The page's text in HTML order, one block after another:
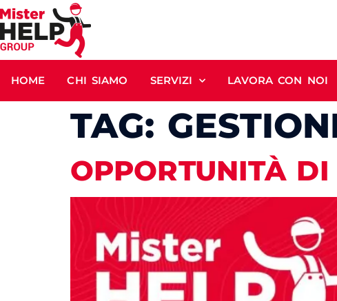
HOME CHI SIAMO SERVIZI LAVORA CON NOI
TAG:
OPPORTUNITÀ